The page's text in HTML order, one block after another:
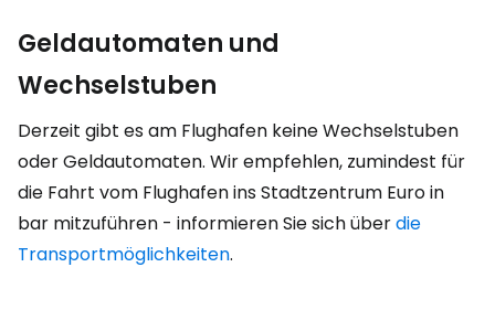
Geldautomaten und
Wechselstuben
Derzeit gibt es am Flughafen keine Wechselstuben
oder Geldautomaten. Wir empfehlen, zumindest für
die Fahrt vom Flughafen ins Stadtzentrum Euro in
bar mitzuführen - informieren Sie sich überdie
Transportmöglichkeiten.